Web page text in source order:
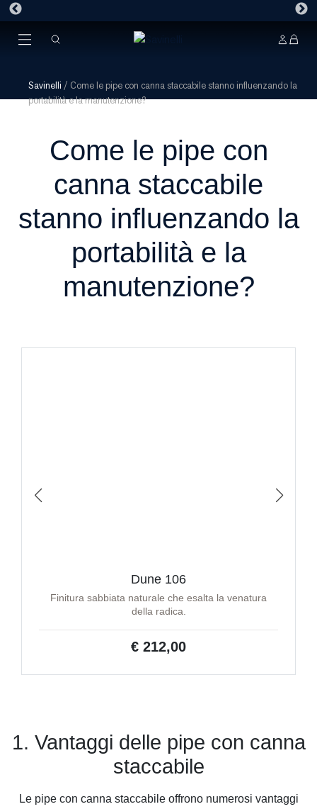
Savinelli / Come le pipe con canna staccabile stanno influenzando la
portabilità e la manutenzione?
Come le pipe con
canna staccabile
stanno influenzando la
portabilità e la
manutenzione?
Dune 106
Finitura sabbiata naturale che esalta la venatura
della radica.
€ 212,00
1. Vantaggi delle pipe con canna
staccabile
Le pipe con canna staccabile offrono numerosi vantaggi